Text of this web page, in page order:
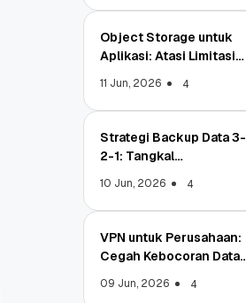
Object Storage untuk
Aplikasi: Atasi Limitasi
Object Storage untuk
Aplikasi: Atasi Limitasi
11 Jun, 2026 4
Strategi Backup Data 3-
2-1: Tangkal
10 Jun, 2026 4
VPN untuk Perusahaan:
Cegah Kebocoran Data
09 Jun, 2026 4